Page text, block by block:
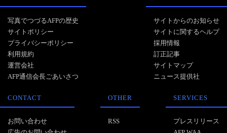
写真でつづるAFPの歴史
サイトポリシー
プライバシーポリシー
利用規約
運営会社
AFP通信会長ごあいさつ
サイトからのお知らせ
サイトに関するヘルプ
採用情報
訂正記事
サイトマップ
ニュース提供社
CONTACT
お問い合わせ
OTHER
RSS
SERVICES
プレスリリース